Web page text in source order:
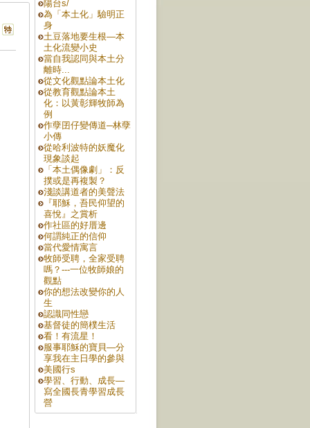
陽台s/
為「本土化」驗明正
身
土豆落地要生根—本
土化流變小史
當自我認同與本土分
離時...
從文化觀點論本土化
從教育觀點論本土
化：以黃彰輝牧師為
例
作孽囝仔變傳道─林孽
小傳
從哈利波特的妖魔化
現象談起
「本土偶像劇」：反
撲或是再複製？
淺談講道者的美聲法
『耶穌，吾民仰望的
喜悅』之賞析
作社區的好厝邊
何謂純正的信仰
當代愛情寓言
牧師受聘，全家受聘
嗎？---一位牧師娘的
觀點
你的想法改變你的人
生
認識同性戀
基督徒的簡樸生活
看！有流星！
服事耶穌的寶貝—分
享我在主日學的參與
美國行s
學習、行動、成長—
寫全國長青學習成長
營